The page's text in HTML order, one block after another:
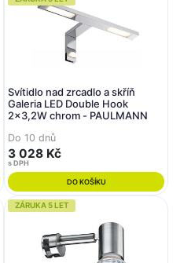
Svítidlo nad zrcadlo a skříň
Galeria LED Double Hook
2x3,2W chrom - PAULMANN
Do 10 dnů
3 028 Kč
s DPH
DO KOŠÍKU
ZÁRUKA 5 LET